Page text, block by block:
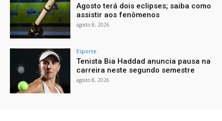
Agosto terá dois eclipses; saiba como
assistir aos fenômenos
agosto 8, 2026
Esporte
Tenista Bia Haddad anuncia pausa na
carreira neste segundo semestre
agosto 8, 2026